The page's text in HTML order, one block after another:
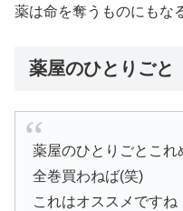
薬は命を奪うものにもな
薬屋のひとりご
薬屋のひとりごとこれ
全巻買わねば(笑)
これはオススメですね